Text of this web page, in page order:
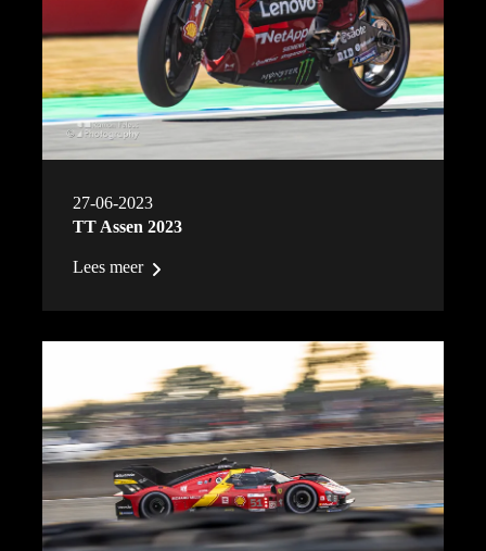
27-06-2023
TT Assen 2023
Lees meer